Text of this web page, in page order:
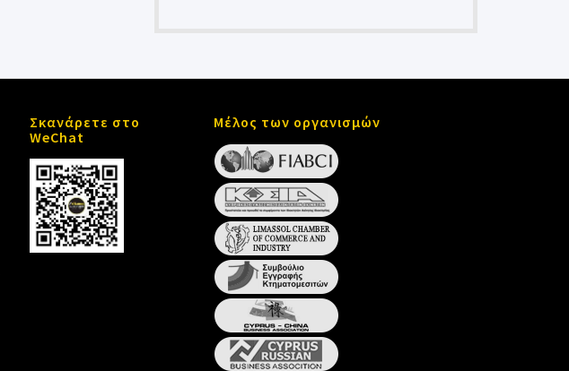
Σκανάρετε στο
WeChat
Μέλος των οργανισμών